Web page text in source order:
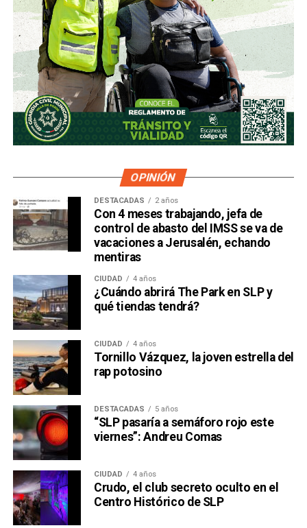
OPINIÓN
DESTACADAS 2 años
Con 4 meses trabajando, jefa de
control de abasto del IMSS se va de
vacaciones a Jerusalén, echando
mentiras
CIUDAD 4 años
¿Cuándo abrirá The Park en SLP y
qué tiendas tendrá?
CIUDAD 4 años
Tornillo Vázquez, la joven estrella del
rap potosino
DESTACADAS 5 años
“SLP pasaría a semáforo rojo este
viernes”: Andreu Comas
CIUDAD 4 años
Crudo, el club secreto oculto en el
Centro Histórico de SLP